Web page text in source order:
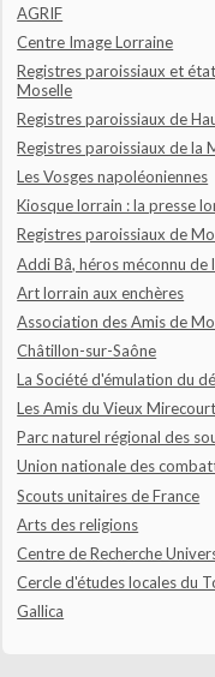
AGRIF
Centre Image Lorraine
Registres paroissiaux et
Moselle
Registres paroissiaux de
Registres paroissiaux de la
Les Vosges napoléoniennes
Kiosque lorrain : la presse
Registres paroissiaux de
Addi Bâ, héros méconnu de
Art lorrain aux enchères
Association des Amis de
Châtillon-sur-Saône
La Société d'émulation du
Les Amis du Vieux
Parc naturel régional des
Union nationale des
Scouts unitaires de France
Arts des religions
Centre de Recherche
Cercle d'études locales du
Gallica